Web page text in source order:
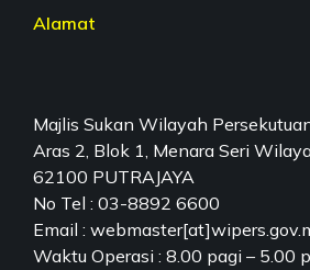
Alamat
Majlis Sukan Wilayah
Aras 2, Blok 1, Menara Seri
62100 PUTRAJAYA
No Tel : 03-8892 6600
Email :
Waktu Operasi : 8.00 pagi – 5.00